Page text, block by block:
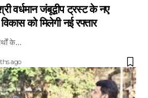
वर्धमान जंबूद्वीप ट्रस्ट के नए
को मिलेगी नई रफ्तार
के…
ago